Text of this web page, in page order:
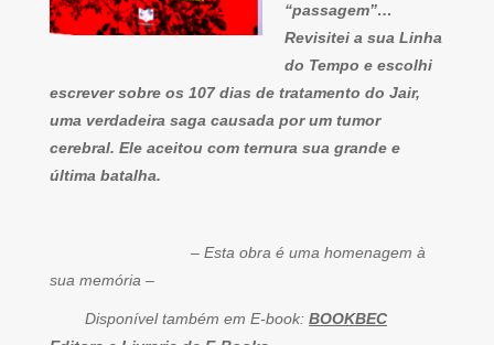
“passagem”…
Revisitei a sua Linha
do Tempo e escolhi
escrever sobre os 107 dias de tratamento do Jair,
uma verdadeira saga causada por um tumor
cerebral. Ele aceitou com ternura sua grande e
última batalha.
– Esta obra é uma homenagem à
sua memória –
Disponível também em E-book: BOOKBEC